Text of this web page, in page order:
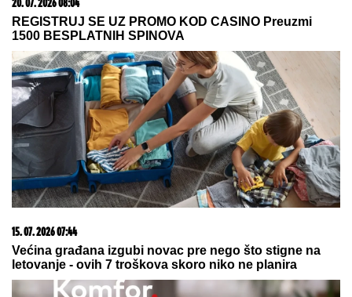
07. 08. 2026 21:33
"Nema lakih utakmica, ali mi smo Vojvodina"
23. 07. 2026 12:47